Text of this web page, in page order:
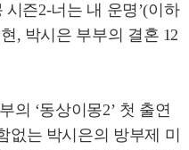
시즌2-너는 내 운명’(이하
, 박시은 부부의 결혼 12
의 ‘동상이몽2’ 첫 출연
없는 박시은의 방부제 미